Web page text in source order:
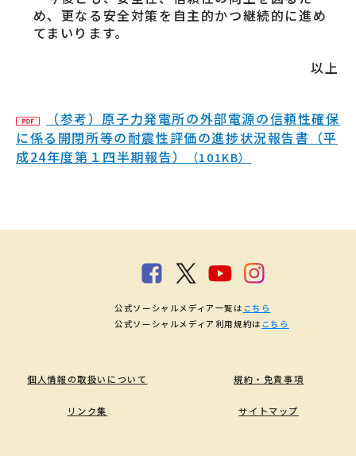
め、更なる安全対策を自主的かつ継続的に進め
てまいります。
以上
（参考）原子力発電所の外部電源の信頼性確保
に係る開閉所等の耐震性評価の進捗状況報告書（平
成24年度第１四半期報告）
（101KB）
個人情報の取扱いについて 規約・免責事項
リンク集 サイトマップ
公式ソーシャルメディア一覧は こちら
公式ソーシャルメディア利用規約は こちら